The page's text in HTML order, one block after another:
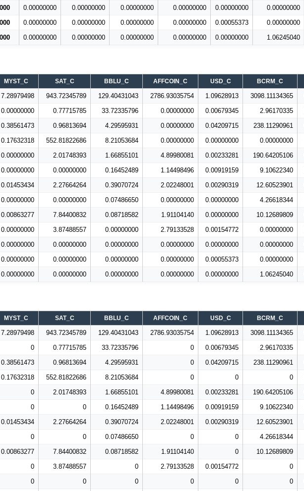
0.00000000 0.00000000 0.00000000 0.00000000 0.00000000 0.00000000
0.00000000 0.00000000 0.00000000 0.00000000 0.00055373 0.00000000
0.00000000 0.00000000 0.00000000 0.00000000 0.00000000 1.06245040
MYST_C SAT_C BBLU_C AFFCOIN_C USD_C BCRM_C
7.28979498 943.72345789 129.40431043 2786.93035754 1.09628913 3098.11134365
0.00000000 0.77715785 33.72335796 0.00000000 0.00679345 2.96170335
0.38561473 0.96813694 4.29595931 0.00000000 0.04209715 238.11290961
0.17632318 552.81822686 8.21053684 0.00000000 0.00000000 0.00000000
0.00000000 2.01748393 1.66855101 4.89980081 0.00233281 190.64205106
0.00000000 0.00000000 0.16452489 1.14498496 0.00919159 9.10622340
0.01453434 2.27664264 0.39070724 2.02248001 0.00290319 12.60523901
0.00000000 0.00000000 0.07486650 0.00000000 0.00000000 4.26618344
0.00863277 7.84400832 0.08718582 1.91104140 0.00000000 10.12689809
0.00000000 3.87488557 0.00000000 2.79133528 0.00154772 0.00000000
0.00000000 0.00000000 0.00000000 0.00000000 0.00000000 0.00000000
0.00000000 0.00000000 0.00000000 0.00000000 0.00055373 0.00000000
0.00000000 0.00000000 0.00000000 0.00000000 0.00000000 1.06245040
MYST_C SAT_C BBLU_C AFFCOIN_C USD_C BCRM_C
7.28979498 943.72345789 129.40431043 2786.93035754 1.09628913 3098.11134365
0 0.77715785 33.72335796 0 0.00679345 2.96170335
0.38561473 0.96813694 4.29595931 0 0.04209715 238.11290961
0.17632318 552.81822686 8.21053684 0 0 0
0 2.01748393 1.66855101 4.89980081 0.00233281 190.64205106
0 0 0.16452489 1.14498496 0.00919159 9.10622340
0.01453434 2.27664264 0.39070724 2.02248001 0.00290319 12.60523901
0 0 0.07486650 0 0 4.26618344
0.00863277 7.84400832 0.08718582 1.91104140 0 10.12689809
0 3.87488557 0 2.79133528 0.00154772 0
0 0 0 0 0 0